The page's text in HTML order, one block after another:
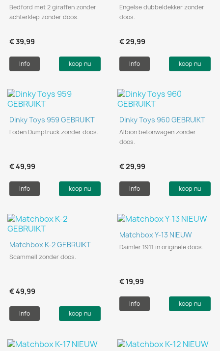
Bedford met 2 giraffen zonder
achterklep zonder doos.
€ 39,99
Info koop nu
Engelse dubbeldekker zonder
doos.
€ 29,99
Info koop nu
Dinky Toys 959 GEBRUIKT
Foden Dumptruck zonder doos.
€ 49,99
Info koop nu
Dinky Toys 960 GEBRUIKT
Albion betonwagen zonder
doos.
€ 29,99
Info koop nu
Matchbox K-2 GEBRUIKT
Scammell zonder doos.
€ 49,99
Info koop nu
Matchbox Y-13 NIEUW
Daimler 1911 in originele doos.
€ 19,99
Info koop nu